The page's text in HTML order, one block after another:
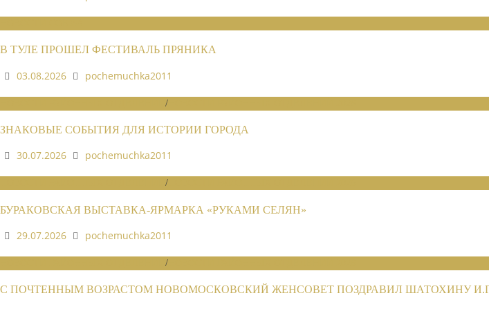
В ТУЛЕ ПРОШЕЛ ФЕСТИВАЛЬ ПРЯНИКА
03.08.2026
pochemuchka2011
/
ЗНАКОВЫЕ СОБЫТИЯ ДЛЯ ИСТОРИИ ГОРОДА
30.07.2026
pochemuchka2011
/
БУРАКОВСКАЯ ВЫСТАВКА-ЯРМАРКА «РУКАМИ СЕЛЯН»
29.07.2026
pochemuchka2011
/
С ПОЧТЕННЫМ ВОЗРАСТОМ НОВОМОСКОВСКИЙ ЖЕНСОВЕТ ПОЗДРАВИЛ ШАТОХИНУ